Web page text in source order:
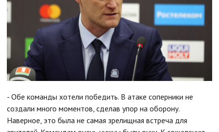
- Обе команды хотели победить. В атаке соперники не
создали много моментов, сделав упор на оборону.
Наверное, это была не самая зрелищная встреча для